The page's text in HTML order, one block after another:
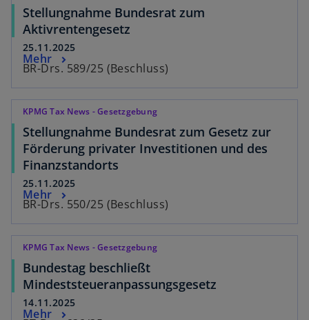
Stellungnahme Bundesrat zum
Aktivrentengesetz
25.11.2025
BR-Drs. 589/25 (Beschluss)
Mehr
KPMG Tax News - Gesetzgebung
Stellungnahme Bundesrat zum Gesetz zur
Förderung privater Investitionen und des
Finanzstandorts
25.11.2025
BR-Drs. 550/25 (Beschluss)
Mehr
KPMG Tax News - Gesetzgebung
Bundestag beschließt
Mindeststeueranpassungsgesetz
14.11.2025
Mehr